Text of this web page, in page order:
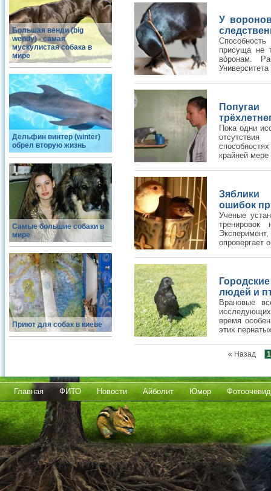
Большая венди (big
wendy) - самая
мускулистая собака в
мире
Дельфин винтер (winter)
обрел вторую жизнь
Самые большие собаки в
мире
Приют для собак в киеве
У
присуща не
вóронам.
Попугаи
Пока одни
крайней
Зяблики
ошибок
Ученые
опровергает
людей и
Врановые
исследующих
время
этих
« Назад 1
Главная ФИТО Новости Айболит Юмор